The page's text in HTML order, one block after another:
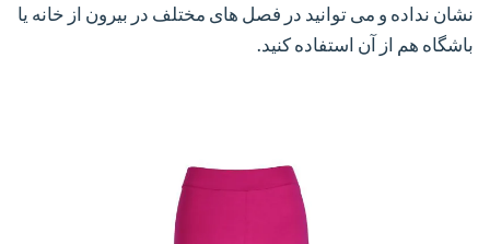
نشان نداده و می توانید در فصل های مختلف در بیرون از خانه یا
باشگاه هم از آن استفاده کنید.